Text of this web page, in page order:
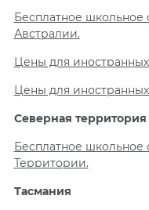
Бесплатное
Австралии.
Цены для
Цены для
Северная территория
Бесплатное школьное
Территории.
Тасмания